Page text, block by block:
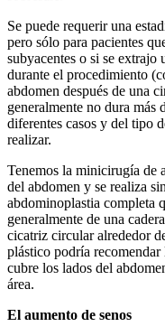
Se puede requerir una
pero sólo para pacientes
subyacentes o si se
durante el procedimiento
abdomen después de una
generalmente no dura más
diferentes casos y del tipo
realizar.
Tenemos la minicirugía de
del abdomen y se realiza
abdominoplastia completa
generalmente de una
cicatriz circular alrededor
plástico podría
cubre los lados del
área.
El aumento de senos